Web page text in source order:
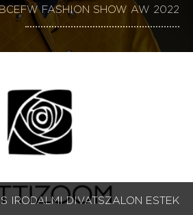
BCEFW FASHION SHOW AW 2022
IRODALMI DIVATSZALON ESTEK
DIVATSZALON ESTEK 1-9